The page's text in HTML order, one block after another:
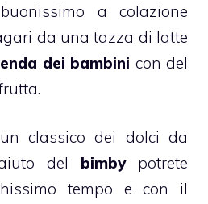
buonissimo a colazione
da una tazza di latte
dei bambini con del
classico dei dolci da
del bimbypotrete
tempo e con il